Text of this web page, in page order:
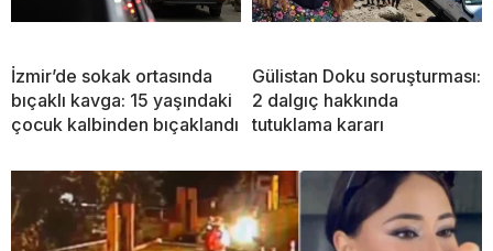
İzmir’de sokak ortasında
bıçaklı kavga: 15 yaşındaki
çocuk kalbinden bıçaklandı
Gülistan Doku soruşturması:
2 dalgıç hakkında
tutuklama kararı